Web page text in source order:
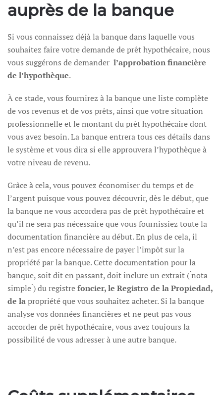
auprès de la banque
Si vous connaissez déjà la banque dans laquelle vous
souhaitez faire votre demande de prêt hypothécaire, nous
vous suggérons de demander l’approbation financière
de l’hypothèque.
À ce stade, vous fournirez à la banque une liste complète
de vos revenus et de vos prêts, ainsi que votre situation
professionnelle et le montant du prêt hypothécaire dont
vous avez besoin. La banque entrera tous ces détails dans
le système et vous dira si elle approuvera l’hypothèque à
votre niveau de revenu.
Grâce à cela, vous pouvez économiser du temps et de
l’argent puisque vous pouvez découvrir, dès le début, que
la banque ne vous accordera pas de prêt hypothécaire et
qu’il ne sera pas nécessaire que vous fournissiez toute la
documentation financière au début. En plus de cela, il
n’est pas encore nécessaire de payer l’impôt sur la
propriété par la banque. Cette documentation pour la
banque, soit dit en passant, doit inclure un extrait ( ́nota
simple ́) du registrefoncier, le Registro de la Propiedad,
de lapropriété que vous souhaitez acheter. Si la banque
analyse vos données financières et ne peut pas vous
accorder de prêt hypothécaire, vous avez toujours la
possibilité de vous adresser à une autre banque.